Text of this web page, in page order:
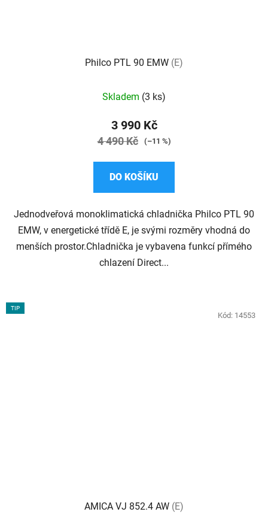
Philco PTL 90 EMW (E)
hodnocení
produktu
je
5
Skladem (3 ks)
3 990 Kč
4 490 Kč (–11 %)
DO KOŠÍKU
Jednodveřová monoklimatická chladnička Philco PTL 90
EMW, v energetické třídě E, je svými rozměry vhodná do
menších prostor.Chladnička je vybavena funkcí přímého
chlazení Direct...
TIP
AMICA VJ 852.4 AW (E)
Kód: 14553